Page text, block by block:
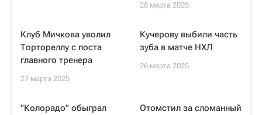
28 марта 2025
Клуб Мичкова уволил
Тортореллу с поста
главного тренера
27 марта 2025
Кучерову выбили часть
зуба в матче НХЛ
26 марта 2025
"Колорадо" обыграл
Отомстил за сломанный